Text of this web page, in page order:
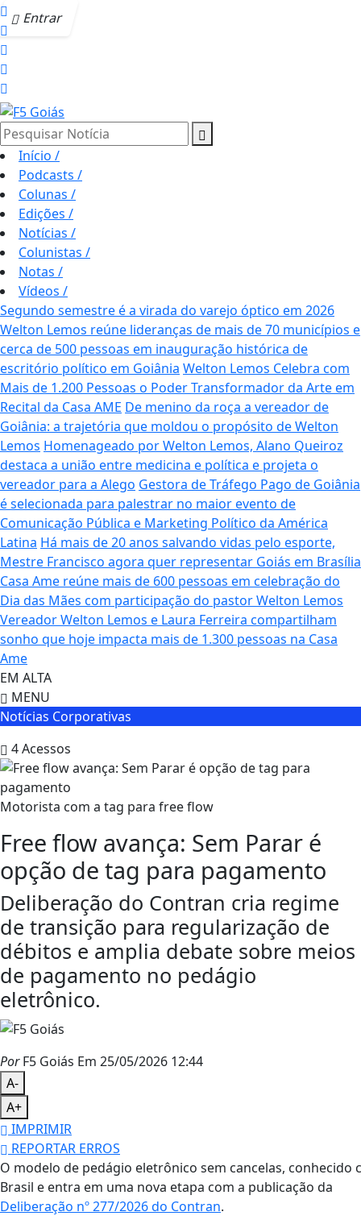
Entrar
Pesquisar Notícia
Início /
Podcasts /
Colunas /
Edições /
Notícias /
Colunistas /
Notas /
Vídeos /
Segundo semestre é a virada do varejo óptico em 2026
Welton Lemos reúne lideranças de mais de 70 municípios e
cerca de 500 pessoas em inauguração histórica de
escritório político em Goiânia Welton Lemos Celebra com
Mais de 1.200 Pessoas o Poder Transformador da Arte em
Recital da Casa AME De menino da roça a vereador de
Goiânia: a trajetória que moldou o propósito de Welton
Lemos Homenageado por Welton Lemos, Alano Queiroz
destaca a união entre medicina e política e projeta o
vereador para a Alego Gestora de Tráfego Pago de Goiânia
é selecionada para palestrar no maior evento de
Comunicação Pública e Marketing Político da América
Latina Há mais de 20 anos salvando vidas pelo esporte,
Mestre Francisco agora quer representar Goiás em Brasília
Casa Ame reúne mais de 600 pessoas em celebração do
Dia das Mães com participação do pastor Welton Lemos
Vereador Welton Lemos e Laura Ferreira compartilham
sonho que hoje impacta mais de 1.300 pessoas na Casa
Ame
EM ALTA
MENU
Notícias Corporativas
4Acessos
Motorista com a tag para free flow
Free flow avança: Sem Parar é
opção de tag para pagamento
Deliberação do Contran cria regime
de transição para regularização de
débitos e amplia debate sobre meios
de pagamento no pedágio
eletrônico.
PorF5 Goiás Em 25/05/2026 12:44
A-
A+
IMPRIMIR
REPORTAR ERROS
O modelo de pedágio eletrônico sem cancelas, conhecido
Brasil e entra em uma nova etapa com a publicação da
Deliberação nº 277/2026 do Contran.